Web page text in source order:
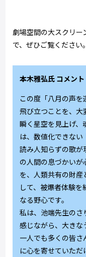
劇場空間の大スクリ
で、ぜひご覧ください。
本木雅弘氏 コメント
この度「八月の声
飛び立つことを、大
瞬く星空を見上げ、
は、数値化できない
読み人知らずの歌が
の人間の息づかい
を、人類共有の財産
して、被爆者体験
なる野心です。
私は、池端先生のさ
感じながら、大きな
一人でも多くの皆
に心を寄せていた